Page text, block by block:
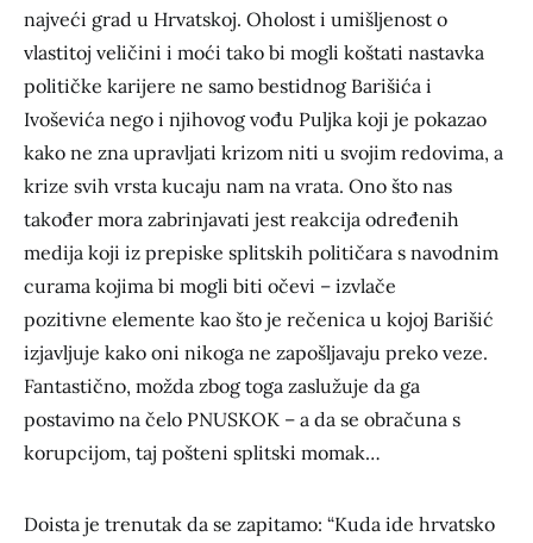
najveći grad u Hrvatskoj. Oholost i umišljenost o
vlastitoj veličini i moći tako bi mogli koštati nastavka
političke karijere ne samo bestidnog Barišića i
Ivoševića nego i njihovog vođu Puljka koji je pokazao
kako ne zna upravljati krizom niti u svojim redovima, a
krize svih vrsta kucaju nam na vrata. Ono što nas
također mora zabrinjavati jest reakcija određenih
medija koji iz prepiske splitskih političara s navodnim
curama kojima bi mogli biti očevi – izvlače
pozitivne elemente kao što je rečenica u kojoj Barišić
izjavljuje kako oni nikoga ne zapošljavaju preko veze.
Fantastično, možda zbog toga zaslužuje da ga
postavimo na čelo PNUSKOK – a da se obračuna s
korupcijom, taj pošteni splitski momak…
Doista je trenutak da se zapitamo: “Kuda ide hrvatsko